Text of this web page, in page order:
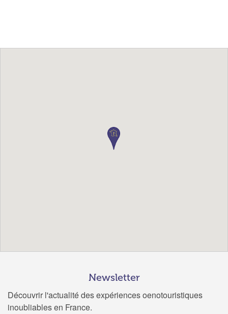
Newsletter
Découvrir l'actualité des expériences oenotouristiques
inoubliables en France.